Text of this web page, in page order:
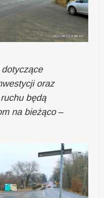
dotyczące
oraz
będą
na bieżąco–